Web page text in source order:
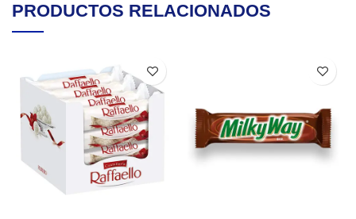
PRODUCTOS RELACIONADOS